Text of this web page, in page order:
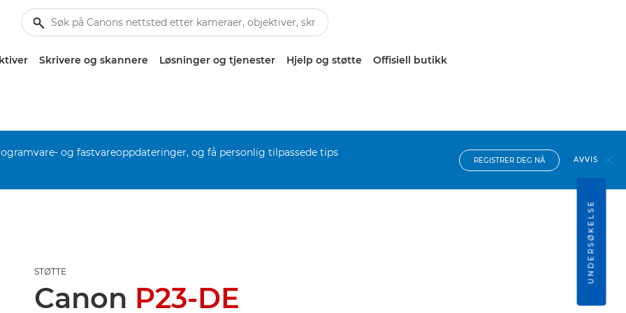
Skrivere og skannere Løsninger og tjenester Hjelp og støtte Offisiell butikk
og fastvareoppdateringer, og få personlig tilpassede tips
REGISTRER DEG NÅ AVVIS
STØTTE
Canon P23-DE
UNDERSØKELSE